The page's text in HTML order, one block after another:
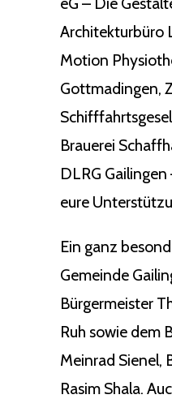
Architekturbüro
Motion
Gottmadingen,
Brauerei
DLRG
eure
Ein ganz
Gemeinde
Bürgermeister
Ruh sowie dem
Meinrad Sienel,
Rasim Shala.